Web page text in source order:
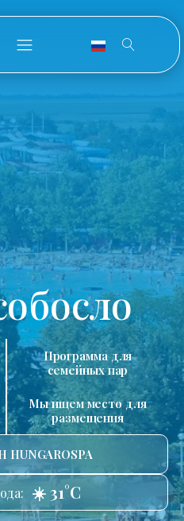
Программа для
семейных пар
Мы ищем место для
размещения
☀️ 31°C